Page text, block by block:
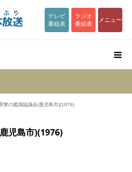
テレビ
番組表
ラジオ
番組表
メニュー
警の鑑識協議会(鹿児島市)(1976)
児島市)(1976)